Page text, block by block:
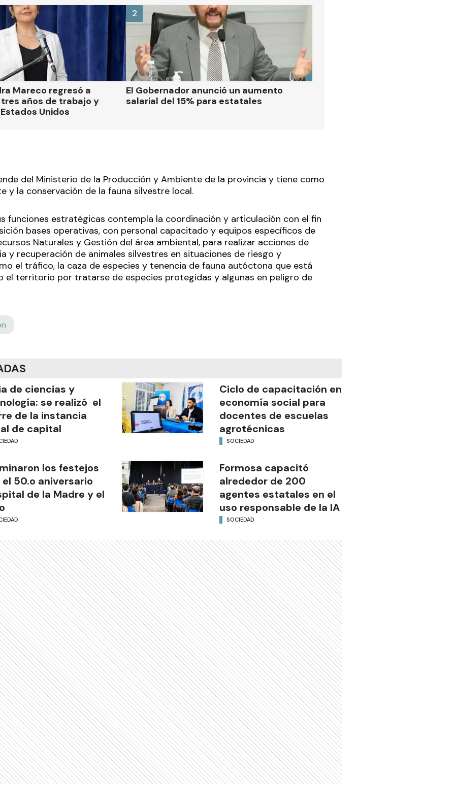
Mareco regresó a
años de trabajo y
Unidos
El Gobernador anunció un aumento
salarial del 15% para estatales
2
del Ministerio de la Producción y Ambiente de la provincia y tiene como
y la conservación de la fauna silvestre local.
funciones estratégicas contempla la coordinación y articulación con el fin
bases operativas, con personal capacitado y equipos específicos de
Naturales y Gestión del área ambiental, para realizar acciones de
y recuperación de animales silvestres en situaciones de riesgo y
el tráfico, la caza de especies y tenencia de fauna autóctona que está
el territorio por tratarse de especies protegidas y algunas en peligro de
de ciencias y
se realizó el
de la instancia
de capital
Ciclo de capacitación en
economía social para
docentes de escuelas
agrotécnicas
SOCIEDAD
los festejos
50.o aniversario
de la Madre y el
Formosa capacitó
alrededor de 200
agentes estatales en el
uso responsable de la IA
SOCIEDAD